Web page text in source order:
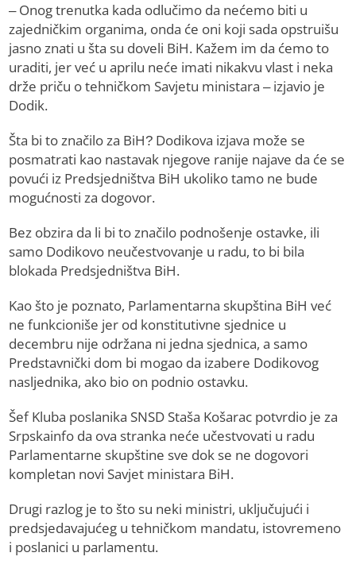
– Onog trenutka kada odlučimo da nećemo biti u
zajedničkim organima, onda će oni koji sada opstruišu
jasno znati u šta su doveli BiH. Kažem im da ćemo to
uraditi, jer već u aprilu neće imati nikakvu vlast i neka
drže priču o tehničkom Savjetu ministara – izjavio je
Dodik.
Šta bi to značilo za BiH? Dodikova izjava može se
posmatrati kao nastavak njegove ranije najave da će se
povući iz Predsjedništva BiH ukoliko tamo ne bude
mogućnosti za dogovor.
Bez obzira da li bi to značilo podnošenje ostavke, ili
samo Dodikovo neučestvovanje u radu, to bi bila
blokada Predsjedništva BiH.
Kao što je poznato, Parlamentarna skupština BiH već
ne funkcioniše jer od konstitutivne sjednice u
decembru nije održana ni jedna sjednica, a samo
Predstavnički dom bi mogao da izabere Dodikovog
nasljednika, ako bio on podnio ostavku.
Šef Kluba poslanika SNSD Staša Košarac potvrdio je za
Srpskainfo da ova stranka neće učestvovati u radu
Parlamentarne skupštine sve dok se ne dogovori
kompletan novi Savjet ministara BiH.
Drugi razlog je to što su neki ministri, uključujući i
predsjedavajućeg u tehničkom mandatu, istovremeno
i poslanici u parlamentu.